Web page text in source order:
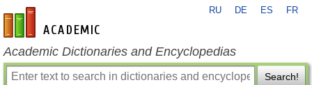
en-academic.com
RU DE ES FR
Academic Dictionaries and Encyclopedias
Search!